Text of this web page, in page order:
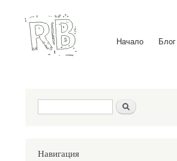
Main menu Начало Блог
Search form
Навигация